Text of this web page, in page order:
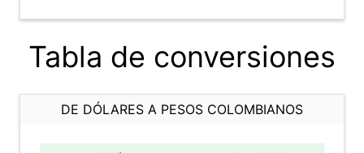
Tabla de conversiones
DE DÓLARES A PESOS COLOMBIANOS